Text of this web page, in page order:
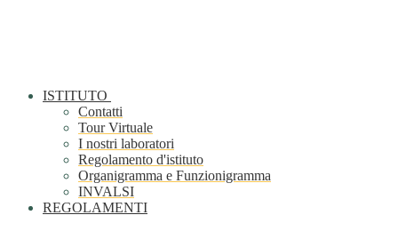
ISTITUTO
Contatti
Tour Virtuale
I nostri laboratori
Regolamento d'istituto
Organigramma e Funzionigramma
INVALSI
REGOLAMENTI